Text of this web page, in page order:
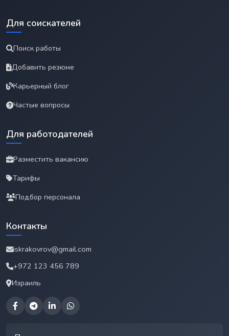
Для соискателей
Поиск работы
Добавить резюме
Карьерный блог
Частые вопросы
Для работодателей
Разместить вакансию
Тарифы
Подбор персонала
Контакты
iskrakovrov@gmail.com
+972 123 456 789
Израиль